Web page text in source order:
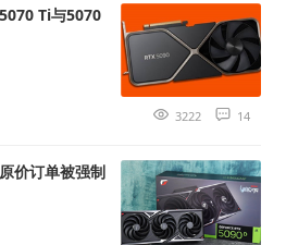
Ti与5070
3222 14
价订单被强制